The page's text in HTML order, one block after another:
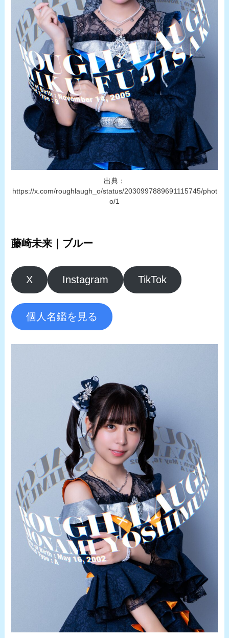
出典：
https://x.com/roughlaugh_o/status/2030997889691115745/phot
o/1
藤崎未来｜ブルー
X Instagram TikTok
個人名鑑を見る